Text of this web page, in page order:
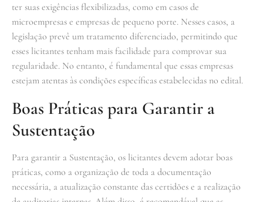
ter suas exigências flexibilizadas, como em casos de
microempresas e empresas de pequeno porte. Nesses casos, a
legislação prevê um tratamento diferenciado, permitindo que
esses licitantes tenham mais facilidade para comprovar sua
regularidade. No entanto, é fundamental que essas empresas
estejam atentas às condições específicas estabelecidas no edital.
Boas Práticas para Garantir a
Sustentação
Para garantir a Sustentação, os licitantes devem adotar boas
práticas, como a organização de toda a documentação
necessária, a atualização constante das certidões e a realização